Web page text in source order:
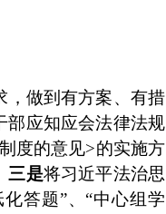
，做到有方案、有措
部应知应会法律法规
度的意见>的实施方
三是将习近平法治思
答题”、“中心组学